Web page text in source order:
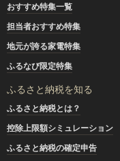
おすすめ特集一覧
担当者おすすめ特集
地元が誇る家電特集
ふるなび限定特集
ふるさと納税を知る
ふるさと納税とは？
控除上限額シミュレーション
ふるさと納税の確定申告